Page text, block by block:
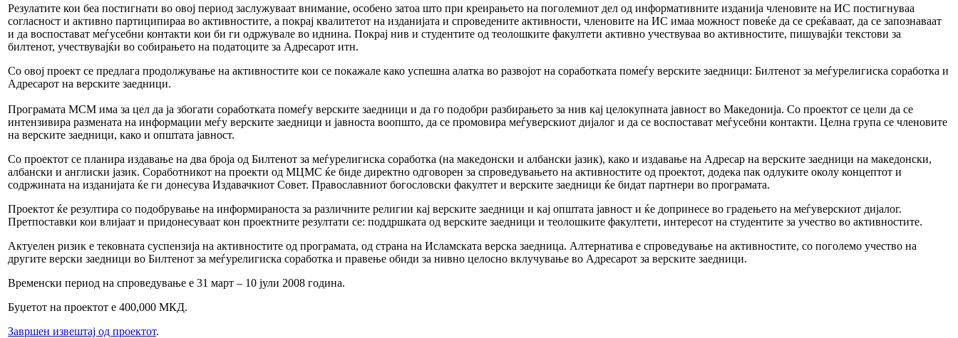
Резулатите кои беа постигнати во овој период заслужуваат внимание, особено затоа што при креирањето на поголемиот дел од информативните изданија членовите на ИС постигнуваа
согласност и активно партиципираа во активностите, а покрај квалитетот на изданијата и спроведените активности, членовите на ИС имаа можност повеќе да се среќаваат, да се запознаваат
и да воспостават меѓусебни контакти кои би ги одржувале во иднина. Покрај нив и студентите од теолошките факултети активно учествуваа во активностите, пишувајќи текстови за
билтенот, учествувајќи во собирањето на податоците за Адресарот итн.
Со овој проект се предлага продолжување на активностите кои се покажале како успешна алатка во развојот на соработката помеѓу верските заедници: Билтенот за меѓурелигиска соработка и
Адресарот на верските заедници.
Програмата МСМ има за цел да ја збогати соработката помеѓу верските заедници и да го подобри разбирањето за нив кај целокупната јавност во Македонија. Со проектот се цели да се
интензивира размената на информации меѓу верските заедници и јавноста воопшто, да се промовира меѓуверскиот дијалог и да се воспостават меѓусебни контакти. Целна група се членовите
на верските заедници, како и општата јавност.
Со проектот се планира издавање на два броја од Билтенот за меѓурелигиска соработка (на македонски и албански јазик), како и издавање на Адресар на верските заедници на македонски,
албански и англиски јазик. Соработникот на проекти од МЦМС ќе биде директно одговорен за спроведувањето на активностите од проектот, додека пак одлуките околу концептот и
содржината на изданијата ќе ги донесува Издавачкиот Совет. Православниот богословски факултет и верските заедници ќе бидат партнери во програмата.
Проектот ќе резултира со подобрување на информираноста за различните религии кај верските заедници и кај општата јавност и ќе допринесе во градењето на меѓуверскиот дијалог.
Претпоставки кои влијаат и придонесуваат кон проектните резултати се: поддршката од верските заедници и теолошките факултети, интересот на студентите за учество во активностите.
Актуелен ризик е тековната суспензија на активностите од програмата, од страна на Исламската верска заедница. Алтернатива е спроведување на активностите, со поголемо учество на
другите верски заедници во Билтенот за меѓурелигиска соработка и правење обиди за нивно целосно вклучување во Адресарот за верските заедници.
Временски период на спроведување е 31 март – 10 јули 2008 година.
Буџетот на проектот е 400,000 МКД.
Завршен извештај од проектот.